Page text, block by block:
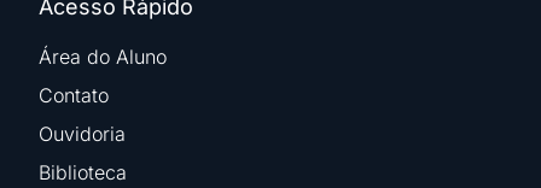
Acesso Rápido
Área do Aluno
Contato
Ouvidoria
Biblioteca